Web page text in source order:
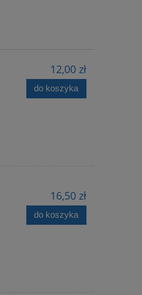
12,00 zł
do koszyka
16,50 zł
do koszyka